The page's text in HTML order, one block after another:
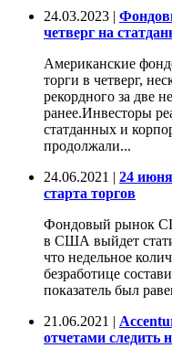
24.03.2023 |
четверг на
Американские
торги в четверг,
рекордного за две
ранее.Инвесторы
статданных и
продолжали...
24.06.2021 | 24
старта торгов
Фондовый рынок
в США выйдет
что недельное
безработице
показатель был
21.06.2021 |
отчетами следить